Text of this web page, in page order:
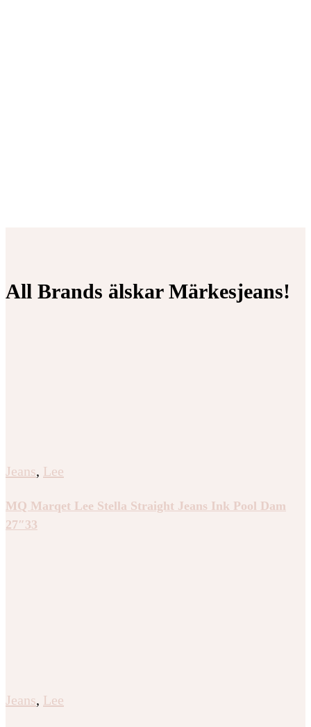
All Brands älskar Märkesjeans!
Jeans, Lee
MQ Marqet Lee Stella Straight Jeans Ink Pool Dam
27″33
Jeans, Lee